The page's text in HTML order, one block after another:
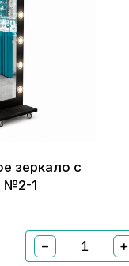
зеркало с
№2-1
− +